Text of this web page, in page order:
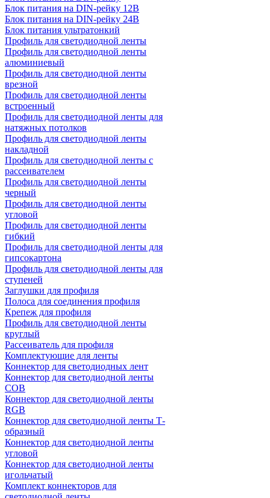
Блок питания на DIN-рейку 12В
Блок питания на DIN-рейку 24В
Блок питания ультратонкий
Профиль для светодиодной ленты
Профиль для светодиодной ленты
алюминиевый
Профиль для светодиодной ленты
врезной
Профиль для светодиодной ленты
встроенный
Профиль для светодиодной ленты для
натяжных потолков
Профиль для светодиодной ленты
накладной
Профиль для светодиодной ленты с
рассеивателем
Профиль для светодиодной ленты
черный
Профиль для светодиодной ленты
угловой
Профиль для светодиодной ленты
гибкий
Профиль для светодиодной ленты для
гипсокартона
Профиль для светодиодной ленты для
ступеней
Заглушки для профиля
Полоса для соединения профиля
Крепеж для профиля
Профиль для светодиодной ленты
круглый
Рассеиватель для профиля
Комплектующие для ленты
Коннектор для светодиодных лент
Коннектор для светодиодной ленты
COB
Коннектор для светодиодной ленты
RGB
Коннектор для светодиодной ленты Т-
образный
Коннектор для светодиодной ленты
угловой
Коннектор для светодиодной ленты
игольчатый
Комплект коннекторов для